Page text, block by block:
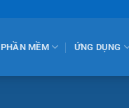
PHẦN MỀM ỨNG DỤNG